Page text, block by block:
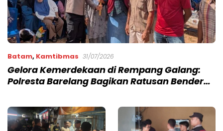
Batam, Kamtibmas 31/07/2026
Gelora Kemerdekaan di Rempang Galang:
Polresta Barelang Bagikan Ratusan Bendera